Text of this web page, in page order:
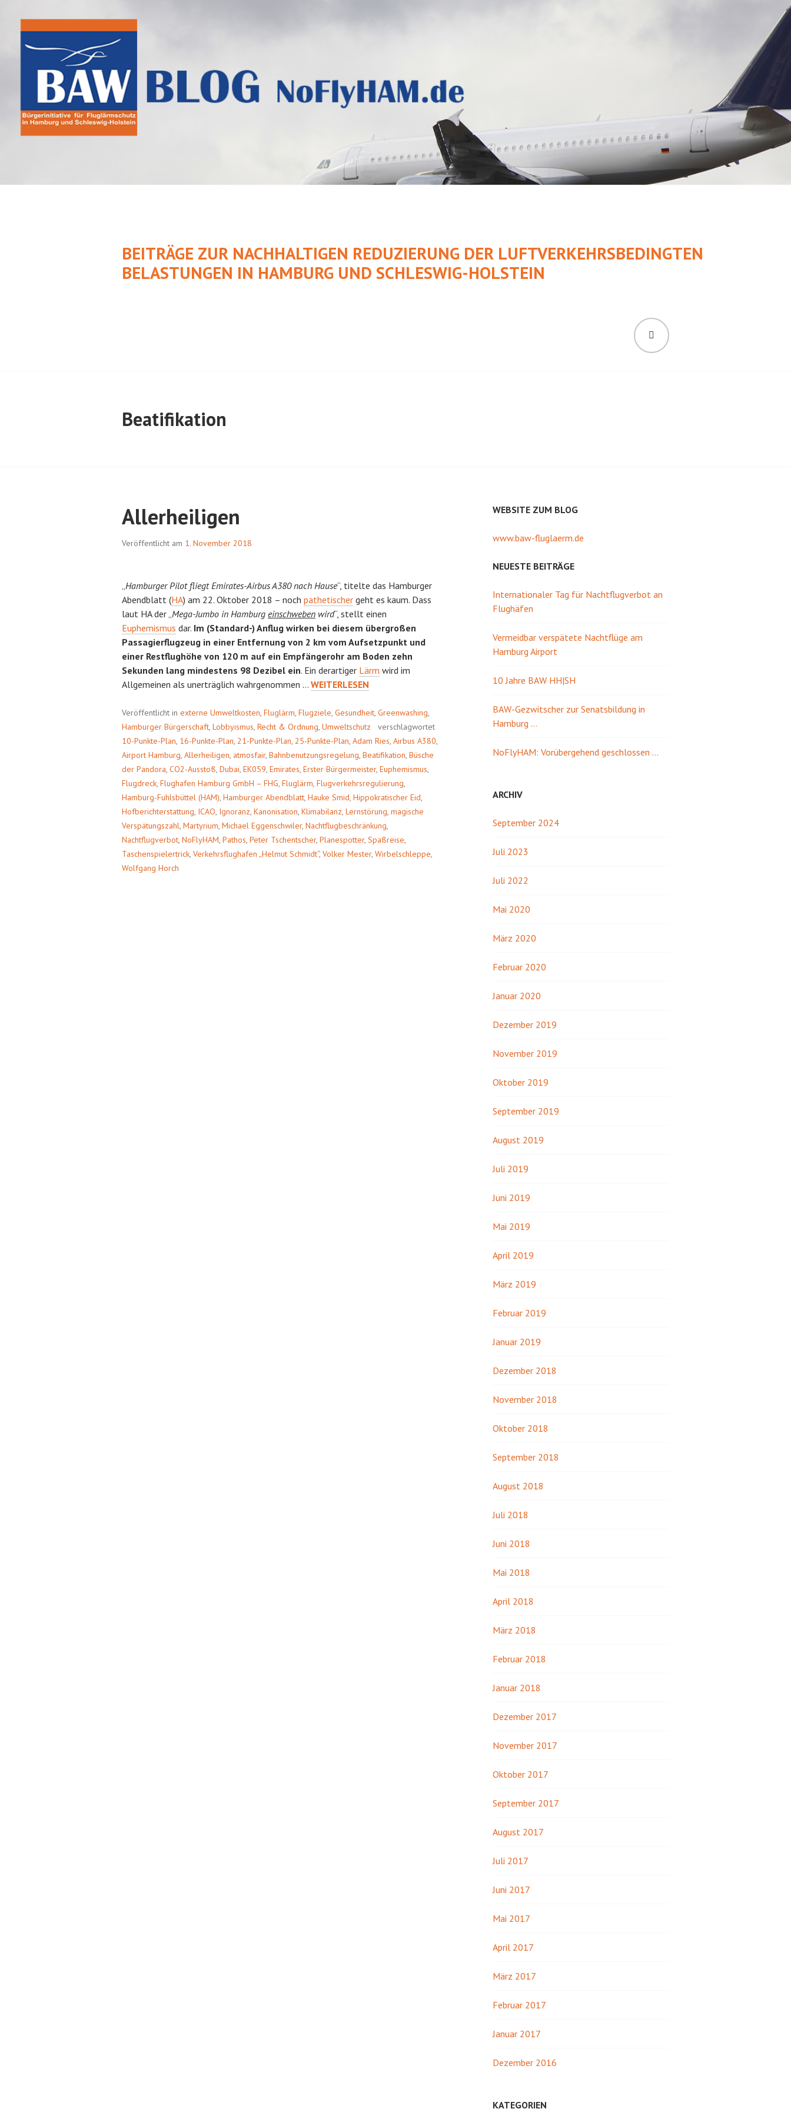
Inhalt
BEITRÄGE ZUR NACHHALTIGEN REDUZIERUNG DER LUFTVERKEHRSBEDINGTEN
BELASTUNGEN IN HAMBURG UND SCHLESWIG-HOLSTEIN
SUCHEN
Beatifikation
Allerheiligen
Veröffentlicht am 1. November 2018
Hamburger Pilot fliegt Emirates-Airbus A380 nach Hause“, titelte das Hamburger
Abendblatt (HA) am 22. Oktober 2018 – noch pathetischer geht es kaum. Dass
laut HA der „ Mega-Jumbo in Hamburg einschweben wird“, stellt einen
Euphemismus dar. Im (Standard-) Anflug wirken bei diesem übergroßen
Passagierflugzeug in einer Entfernung von 2 km vom Aufsetzpunkt und
einer Restflughöhe von 120 m auf ein Empfängerohr am Boden zehn
Sekunden lang mindestens 98 Dezibel ein. Ein derartiger Lärm wird im
Allgemeinen als unerträglich wahrgenommen … ALLERHEILIGEN
WEITERLESEN
Veröffentlicht in externe Umweltkosten Fluglärm Flugziele Gesundheit Greenwashing
Hamburger Bürgerschaft Lobbyismus Recht & Ordnung Umweltschutz
verschlagwortet
10-Punkte-Plan 16-Punkte-Plan 21-Punkte-Plan 25-Punkte-Plan Adam Ries Airbus A380
Airport Hamburg Allerheiligen atmosfair, Bahnbenutzungsregelung Beatifikation Büsche
der Pandora CO2-Ausstoß Dubai EK059 Emirates Erster Bürgermeister, Euphemismus
Flugdreck Flughafen Hamburg GmbH – FHG Fluglärm Flugverkehrsregulierung
Hamburg-Fuhlsbüttel (HAM) Hamburger Abendblatt Hauke Smid Hippokratischer Eid
Hofberichterstattung ICAO Ignoranz Kanonisation Klimabilanz Lernstörung magische
Verspätungszahl Martyrium Michael Eggenschwiler, Nachtflugbeschränkung
Nachtflugverbot NoFlyHAM Pathos Peter Tschentscher, Planespotter, Spaßreise
Taschenspielertrick Verkehrsflughafen „Helmut Schmidt“, Volker Mester, Wirbelschleppe
Wolfgang Horch
WEBSITE ZUM BLOG
www.baw-fluglaerm.de
NEUESTE BEITRÄGE
Internationaler Tag für Nachtflugverbot an
Flughäfen
Vermeidbar verspätete Nachtflüge am
Hamburg Airport
10 Jahre BAW HH|SH
BAW-Gezwitscher zur Senatsbildung in
Hamburg …
NoFlyHAM: Vorübergehend geschlossen …
ARCHIV
September 2024
Juli 2023
Juli 2022
Mai 2020
März 2020
Februar 2020
Januar 2020
Dezember 2019
November 2019
Oktober 2019
September 2019
August 2019
Juli 2019
Juni 2019
Mai 2019
April 2019
März 2019
Februar 2019
Januar 2019
Dezember 2018
November 2018
Oktober 2018
September 2018
August 2018
Juli 2018
Juni 2018
Mai 2018
April 2018
März 2018
Februar 2018
Januar 2018
Dezember 2017
November 2017
Oktober 2017
September 2017
August 2017
Juli 2017
Juni 2017
Mai 2017
April 2017
März 2017
Februar 2017
Januar 2017
Dezember 2016
KATEGORIEN